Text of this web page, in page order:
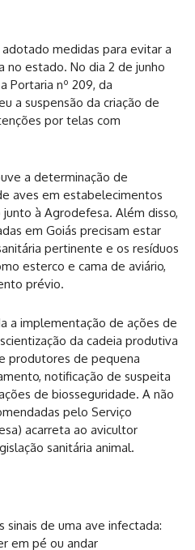
medidas para evitar a
no estado. No dia 2 de junho
Portaria nº 209, da
a suspensão da criação de
por telas com
a determinação de
aves em estabelecimentos
à Agrodefesa. Além disso,
em Goiás precisam estar
pertinente e os resíduos
esterco e cama de aviário,
prévio.
a implementação de ações de
da cadeia produtiva
produtores de pequena
notificação de suspeita
de biosseguridade. A não
pelo Serviço
acarreta ao avicultor
sanitária animal.
sinais de uma ave infectada:
em pé ou andar